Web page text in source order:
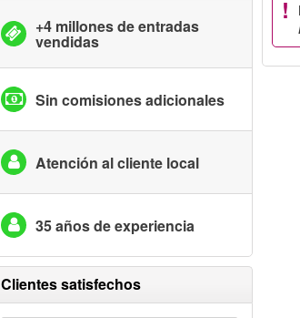
+4 millones de entradas
vendidas
Sin comisiones adicionales
Atención al cliente local
35 años de experiencia
Clientes satisfechos